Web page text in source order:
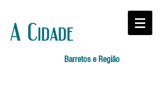
A Cidade
Barretos e Região